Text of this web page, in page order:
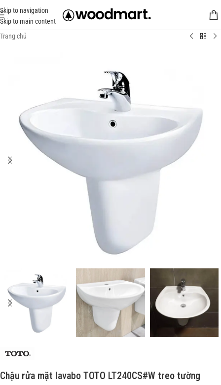
Skip to navigation
Skip to main content
Trang chủ
Chậu rửa mặt lavabo TOTO LT240CS#W treo tường